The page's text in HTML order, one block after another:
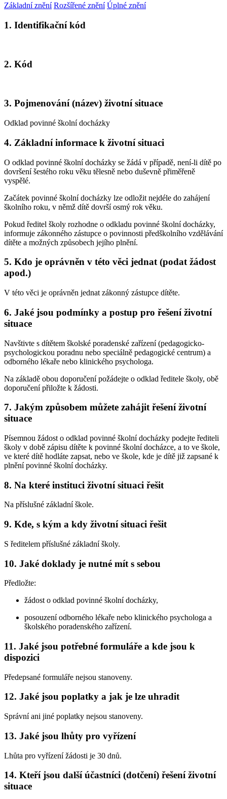
Základní znění Rozšířené znění Úplné znění
1. Identifikační kód
2. Kód
3. Pojmenování (název) životní situace
Odklad povinné školní docházky
4. Základní informace k životní situaci
O odklad povinné školní docházky se žádá v případě, není-li dítě po
dovršení šestého roku věku tělesně nebo duševně přiměřeně
vyspělé.
Začátek povinné školní docházky lze odložit nejdéle do zahájení
školního roku, v němž dítě dovrší osmý rok věku.
Pokud ředitel školy rozhodne o odkladu povinné školní docházky,
informuje zákonného zástupce o povinnosti předškolního vzdělávání
dítěte a možných způsobech jejího plnění.
5. Kdo je oprávněn v této věci jednat (podat žádost
apod.)
V této věci je oprávněn jednat zákonný zástupce dítěte.
6. Jaké jsou podmínky a postup pro řešení životní
situace
Navštivte s dítětem školské poradenské zařízení (pedagogicko-
psychologickou poradnu nebo speciálně pedagogické centrum) a
odborného lékaře nebo klinického psychologa.
Na základě obou doporučení požádejte o odklad ředitele školy, obě
doporučení přiložte k žádosti.
7. Jakým způsobem můžete zahájit řešení životní
situace
Písemnou žádost o odklad povinné školní docházky podejte řediteli
školy v době zápisu dítěte k povinné školní docházce, a to ve škole,
ve které dítě hodláte zapsat, nebo ve škole, kde je dítě již zapsané k
plnění povinné školní docházky.
8. Na které instituci životní situaci řešit
Na příslušné základní škole.
9. Kde, s kým a kdy životní situaci řešit
S ředitelem příslušné základní školy.
10. Jaké doklady je nutné mít s sebou
Předložte:
žádost o odklad povinné školní docházky,
posouzení odborného lékaře nebo klinického psychologa a
školského poradenského zařízení.
11. Jaké jsou potřebné formuláře a kde jsou k
dispozici
Předepsané formuláře nejsou stanoveny.
12. Jaké jsou poplatky a jak je lze uhradit
Správní ani jiné poplatky nejsou stanoveny.
13. Jaké jsou lhůty pro vyřízení
Lhůta pro vyřízení žádosti je 30 dnů.
14. Kteří jsou další účastníci (dotčení) řešení životní
situace